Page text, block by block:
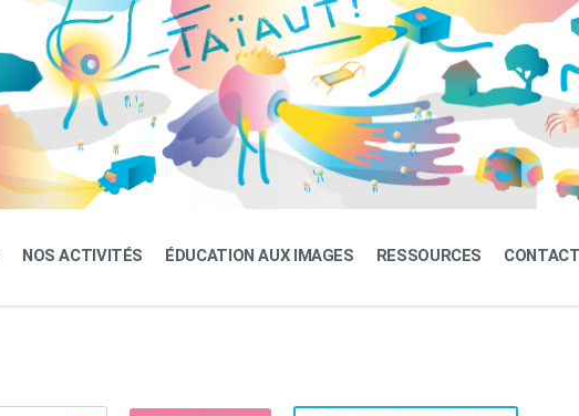
NOS ACTIVITÉS ÉDUCATION AUX IMAGES RESSOURCES